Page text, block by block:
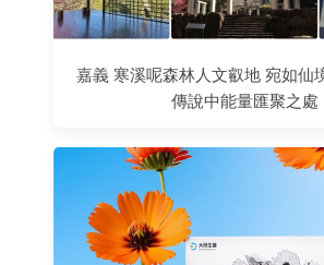
嘉義 寒溪呢森林人文叡地 宛如仙
傳說中能量匯聚之處